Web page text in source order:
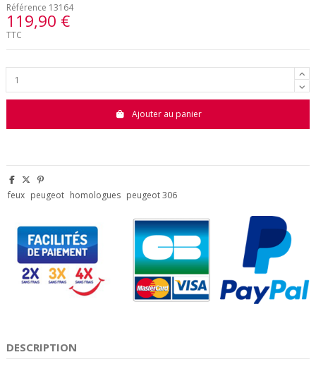
Référence 13164
119,90 €
TTC
Ajouter au panier
feux peugeot homologues peugeot 306
DESCRIPTION